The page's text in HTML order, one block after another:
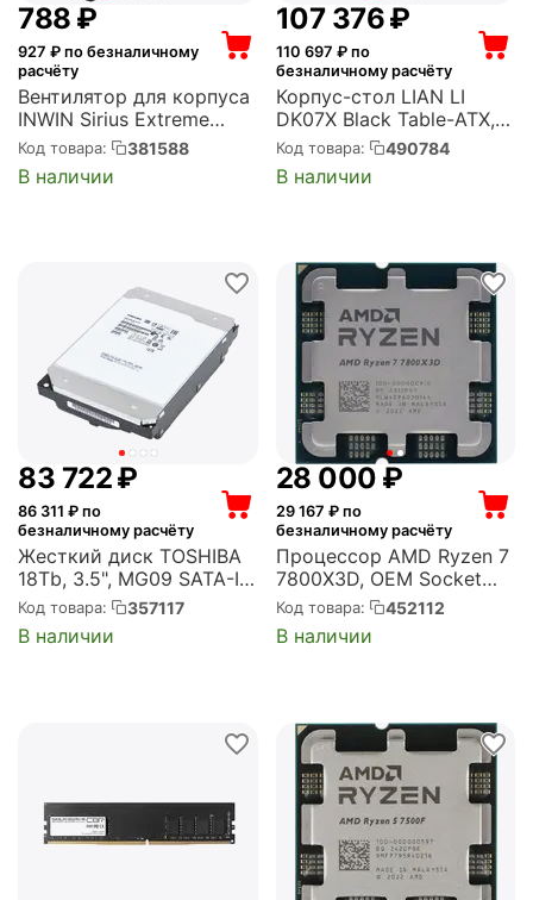
‍788‍ ₽
927 ₽ по безналичному
расчёту
Вентилятор для корпуса
INWIN Sirius Extreme
ASE120 Single pack
120x120x25 мм, 1500 об/
мин, 54 CFM, 25 дБ, 4
Код товара: 381588
В наличии
107 376₽
110 697 ₽ по
безналичному расчёту
Корпус-стол LIAN LI
DK07X Black Table-ATX,
без БП, закаленное
стекло, 2xUSB 3.0,
2xUSB Type-C, чёрный
Код товара: 490784
В наличии
83 722₽
86 311 ₽ по
безналичному расчёту
Жесткий диск TOSHIBA
18Tb, 3.5", MG09 SATA-III,
7200 об/мин, кэш 512Mb
(MG09ACA18TE)
Код товара: 357117
В наличии
28 000 ₽
29 167 ₽ по
безналичному расчёту
Процессор AMD Ryzen 7
7800X3D, OEM Socket
AM5, 8-ядерный, 4.2GHz,
Turbo: 5GHz, Raphael,
Radeon Graphics, 120 Вт
Код товара: 452112
В наличии